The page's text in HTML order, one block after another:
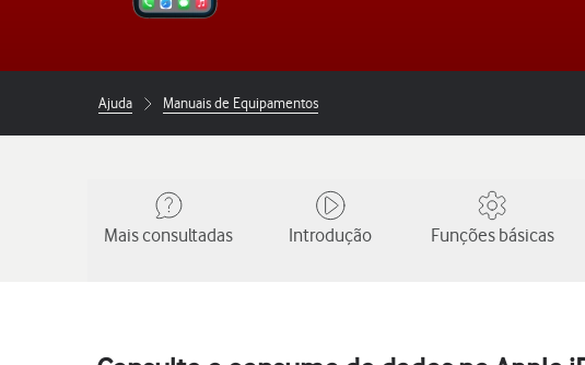
Ajuda Manuais de Equipamentos
Mais consultadas Introdução Funções básicas